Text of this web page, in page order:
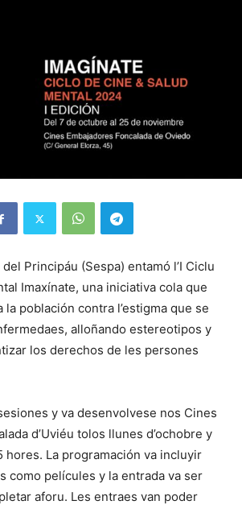
Principáu (Sespa) entamó l’I Ciclu
Imaxínate, una iniciativa cola que
la población contra l’estigma que se
alloñando estereotipos y
los derechos de les persones
y va desenvolvese nos Cines
d’Uviéu tolos llunes d’ochobre y
hores. La programación va incluyir
como películes y la entrada va ser
aforu. Les entraes van poder